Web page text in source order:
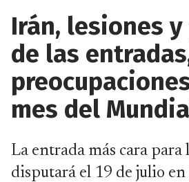
Irán, lesiones
de las
mes del
La entrada más cara para
disputará el 19 de julio